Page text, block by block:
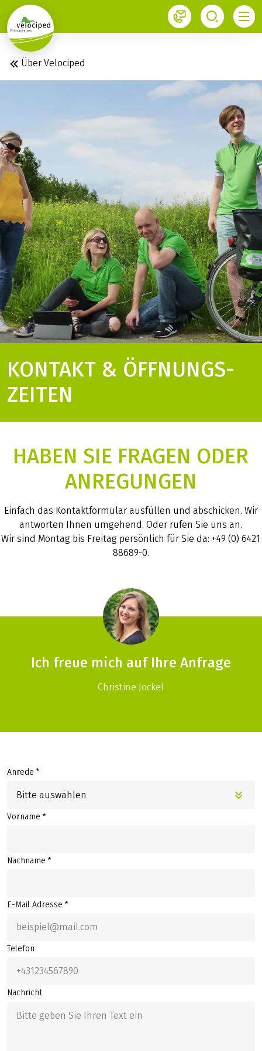
1
Über Velociped
KONTAKT & ÖFFNUNGS­
ZEITEN
HABEN SIE FRAGEN ODER
ANREGUNGEN
Einfach das Kontaktformular ausfüllen und abschicken. Wir
antworten Ihnen umgehend. Oder rufen Sie uns an.
Wir sind Montag bis Freitag persönlich für Sie da: +49 (0) 6421
88689-0.
Ich freue mich auf Ihre Anfrage
Christine Jockel
Anrede *
Bitte auswählen
Vorname *
Nachname *
E-Mail Adresse *
Telefon
Nachricht